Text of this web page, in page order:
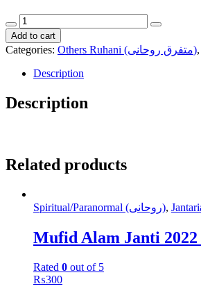
دست
غیب
نمبر
quantity
Add to cart
Categories: Others Ruhani (متفرق روحانی),
Description
Description
Related products
Spiritual/Paranormal (روحانی),
Rated 0 out of 5
₨300